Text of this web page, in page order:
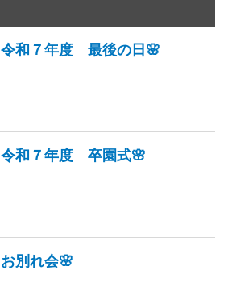
令和７年度 最後の日🌸
令和７年度 卒園式🌸
お別れ会🌸